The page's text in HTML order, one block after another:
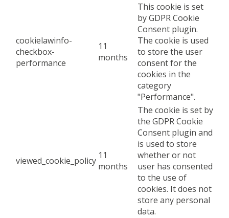
cookielawinfo-
checkbox-
performance
11
months
This cookie is set
by GDPR Cookie
Consent plugin.
The cookie is used
to store the user
consent for the
cookies in the
category
"Performance".
viewed_cookie_policy 11
months
The cookie is set by
the GDPR Cookie
Consent plugin and
is used to store
whether or not
user has consented
to the use of
cookies. It does not
store any personal
data.